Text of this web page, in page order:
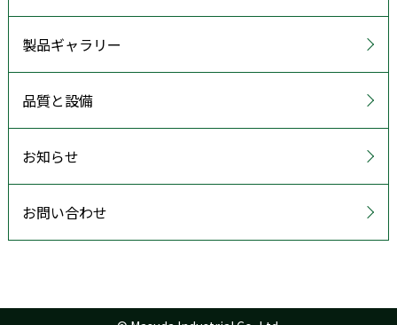
製品ギャラリー
品質と設備
お知らせ
お問い合わせ